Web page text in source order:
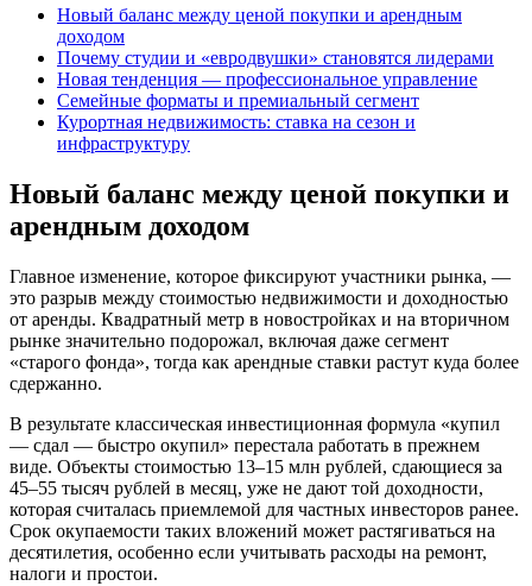
Новый баланс между ценой покупки и арендным
доходом
Почему студии и «евродвушки» становятся лидерами
Новая тенденция — профессиональное управление
Семейные форматы и премиальный сегмент
Курортная недвижимость: ставка на сезон и
инфраструктуру
Новый баланс между ценой покупки и
арендным доходом
Главное изменение, которое фиксируют участники рынка, —
это разрыв между стоимостью недвижимости и доходностью
от аренды. Квадратный метр в новостройках и на вторичном
рынке значительно подорожал, включая даже сегмент
«старого фонда», тогда как арендные ставки растут куда более
сдержанно.
В результате классическая инвестиционная формула «купил
— сдал — быстро окупил» перестала работать в прежнем
виде. Объекты стоимостью 13–15 млн рублей, сдающиеся за
45–55 тысяч рублей в месяц, уже не дают той доходности,
которая считалась приемлемой для частных инвесторов ранее.
Срок окупаемости таких вложений может растягиваться на
десятилетия, особенно если учитывать расходы на ремонт,
налоги и простои.